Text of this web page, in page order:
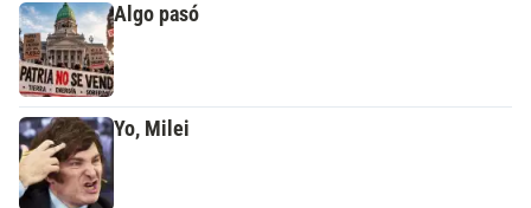
Algo pasó
Yo, Milei